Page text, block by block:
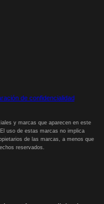
de confidencialidad
y marcas que aparecen en este
uso de estas marcas no implica
de las marcas, a menos que
reservados.